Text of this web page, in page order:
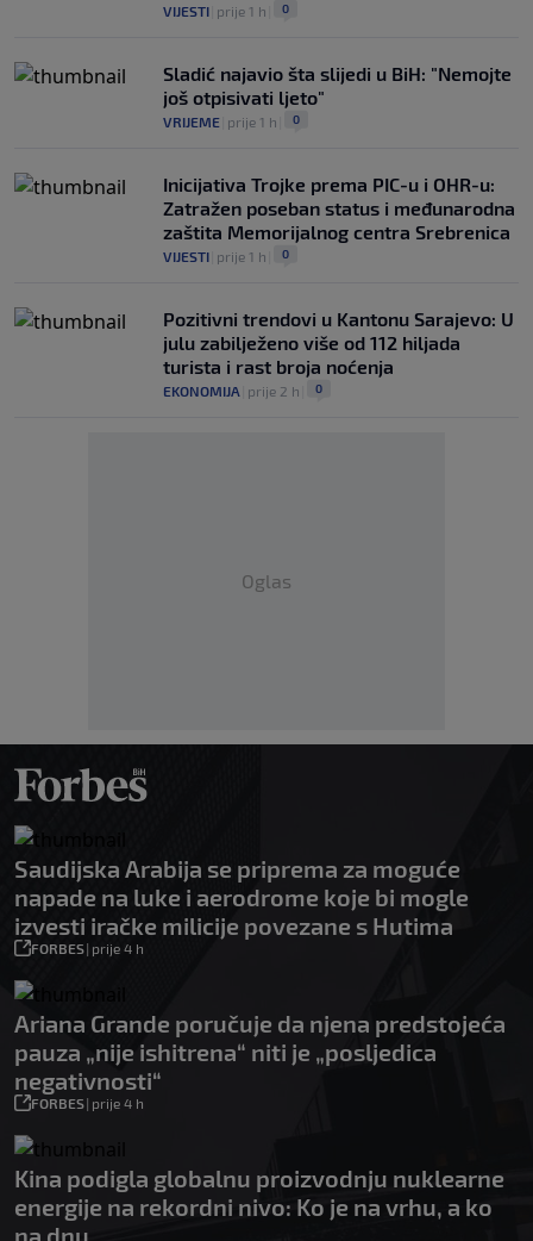
VIJESTI prije 1 h 0
Sladić najavio šta slijedi u BiH: "Nemojte
još otpisivati ljeto"
VRIJEME prije 1 h 0
Inicijativa Trojke prema PIC-u i OHR-u:
Zatražen poseban status i međunarodna
zaštita Memorijalnog centra Srebrenica
VIJESTI prije 1 h 0
Pozitivni trendovi u Kantonu Sarajevo: U
julu zabilježeno više od 112 hiljada
turista i rast broja noćenja
EKONOMIJA prije 2 h 0
Oglas
Saudijska Arabija se priprema za moguće
napade na luke i aerodrome koje bi mogle
izvesti iračke milicije povezane s Hutima
FORBES| prije 4 h
Ariana Grande poručuje da njena predstojeća
pauza „nije ishitrena“ niti je „posljedica
negativnosti“
FORBES| prije 4 h
Kina podigla globalnu proizvodnju nuklearne
energije na rekordni nivo: Ko je na vrhu, a ko